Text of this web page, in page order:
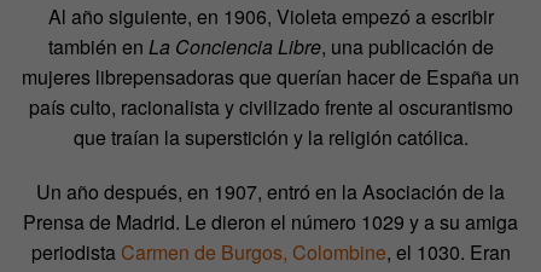
Al año siguiente, en 1906, Violeta empezó a escribir
también en La Conciencia Libre, una publicación de
mujeres librepensadoras que querían hacer de España un
país culto, racionalista y civilizado frente al oscurantismo
que traían la superstición y la religión católica.
Un año después, en 1907, entró en la Asociación de la
Prensa de Madrid. Le dieron el número 1029 y a su amiga
periodista Carmen de Burgos, Colombine, el 1030. Eran